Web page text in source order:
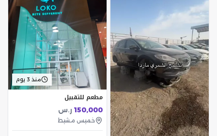
منذ 3 يوم
مطعم للتقبيل
150,000 ر.س
خميس مشيط